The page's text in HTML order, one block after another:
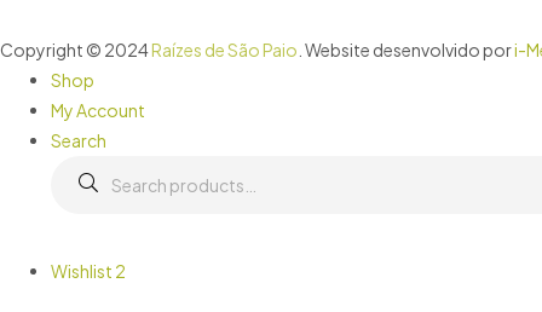
Copyright © 2024Raízes de São Paio . Website desenvolvido pori-
Shop
My Account
Search
Wishlist 2